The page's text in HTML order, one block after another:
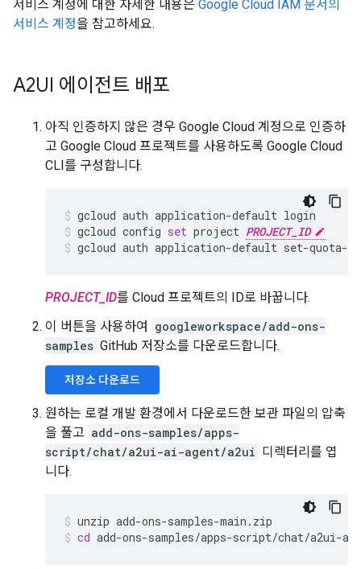
서비스 계정에 대한 자세한 내용은 Google Cloud IAM 문서의
서비스 계정을 참고하세요.
A2UI 에이전트 배포
아직 인증하지 않은 경우 Google Cloud 계정으로 인증하
고 Google Cloud 프로젝트를 사용하도록 Google Cloud
CLI를 구성합니다.
gcloud auth application-default login
gcloud config set project PROJECT_ID
gcloud auth application-default set-quota-
PROJECT_ID를 Cloud 프로젝트의 ID로 바꿉니다.
이 버튼을 사용하여
googleworkspace/add-ons-
samples GitHub 저장소를 다운로드합니다.
저장소 다운로드
원하는 로컬 개발 환경에서 다운로드한 보관 파일의 압축
을 풀고 add-ons-samples/apps-
script/chat/a2ui-ai-agent/a2ui 디렉터리를 엽
니다.
unzip add-ons-samples-main.zip
cd add-ons-samples/apps-script/chat/a2ui-